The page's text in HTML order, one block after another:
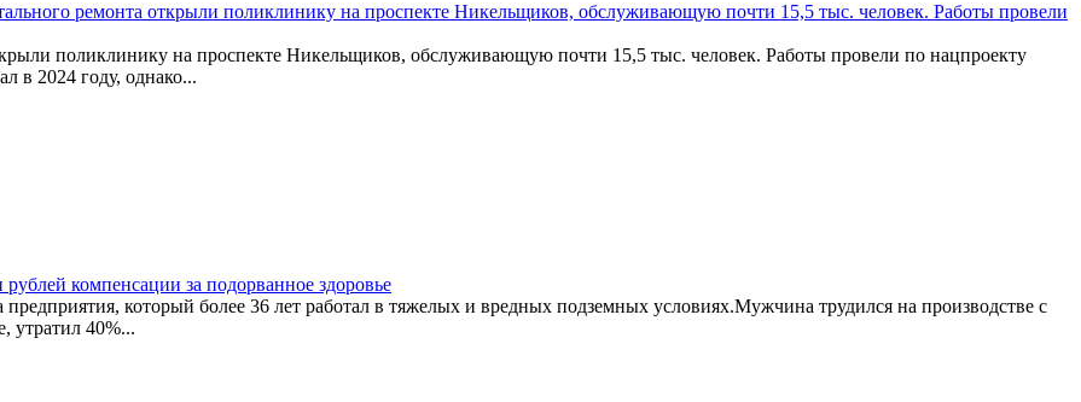
ремонта открыли поликлинику на проспекте Никельщиков, обслуживающую почти 15,5 тыс. человек. Работы провели
поликлинику на проспекте Никельщиков, обслуживающую почти 15,5 тыс. человек. Работы провели по нацпроекту
в 2024 году, однако...
компенсации за подорванное здоровье
который более 36 лет работал в тяжелых и вредных подземных условиях.Мужчина трудился на производстве с
утратил 40%...